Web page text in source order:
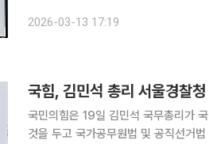
은 회의 때마다 선거 중립 의무를 거듭
2026-03-13 17:19
국힘, 김민석 총리 서울경찰
국민의힘은 19일 김민석 국무총리가
것을 두고 국가공무원법 및 공직선거법 위반 혐의